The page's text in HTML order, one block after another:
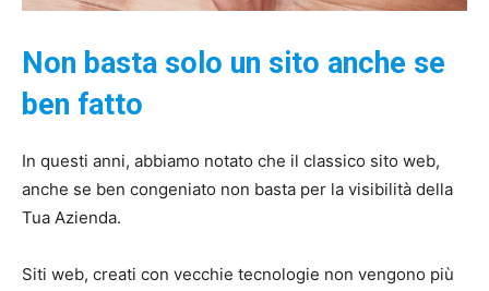
Non basta solo un sito anche se
ben fatto
In questi anni, abbiamo notato che il classico sito web,
anche se ben congeniato non basta per la visibilità della
Tua Azienda.
Siti web, creati con vecchie tecnologie non vengono più